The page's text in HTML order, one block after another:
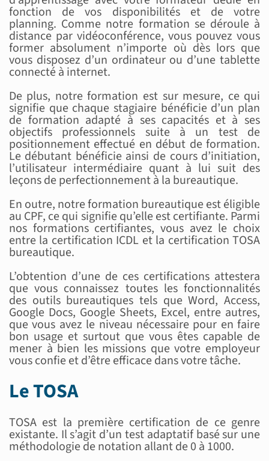
fonction de vos disponibilités et de votre
planning. Comme notre formation se déroule à
distance par vidéoconférence, vous pouvez vous
former absolument n’importe où dès lors que
vous disposez d’un ordinateur ou d’une tablette
connecté à internet.
De plus, notre formation est sur mesure, ce qui
signifie que chaque stagiaire bénéficie d’un plan
de formation adapté à ses capacités et à ses
objectifs professionnels suite à un test de
positionnement effectué en début de formation.
Le débutant bénéficie ainsi de cours d’initiation,
l’utilisateur intermédiaire quant à lui suit des
leçons de perfectionnement à la bureautique.
En outre, notre formation bureautique est éligible
au CPF, ce qui signifie qu’elle est certifiante. Parmi
nos formations certifiantes, vous avez le choix
entre la certification ICDL et la certification TOSA
bureautique.
L’obtention d’une de ces certifications attestera
que vous connaissez toutes les fonctionnalités
des outils bureautiques tels que Word, Access,
Google Docs, Google Sheets, Excel, entre autres,
que vous avez le niveau nécessaire pour en faire
bon usage et surtout que vous êtes capable de
mener à bien les missions que votre employeur
vous confie et d’être efficace dans votre tâche.
Le TOSA
TOSA est la première certification de ce genre
existante. Il s’agit d’un test adaptatif basé sur une
méthodologie de notation allant de 0 à 1000.